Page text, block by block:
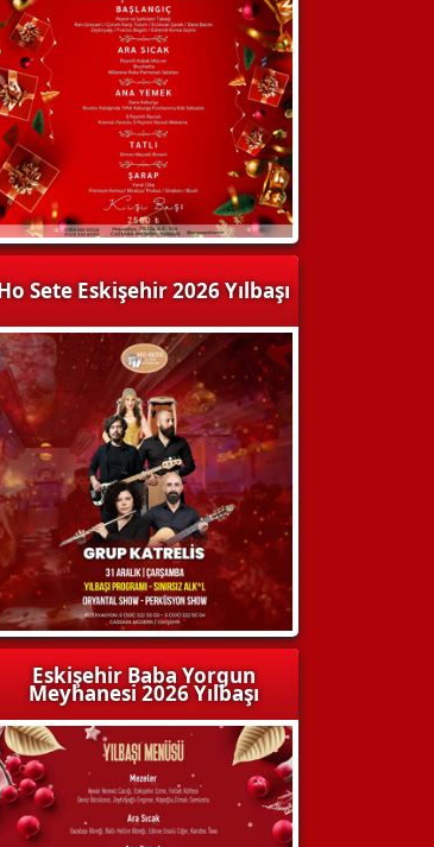
Sete Eskişehir 2026 Yılbaşı
Eskişehir Baba Yorgun
Meyhanesi 2026 Yılbaşı